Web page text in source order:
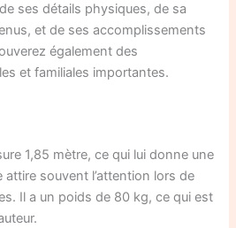
ses détails physiques, de sa
et de ses accomplissements
également des
et familiales importantes.
1,85 mètre, ce qui lui donne une
attire souvent l’attention lors de
Il a un poids de 80 kg, ce qui est